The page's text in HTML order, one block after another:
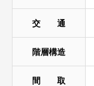
交 通
階層構造
間 取